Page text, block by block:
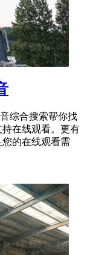
综合搜索帮你找
在线观看。更有
的在线观看需